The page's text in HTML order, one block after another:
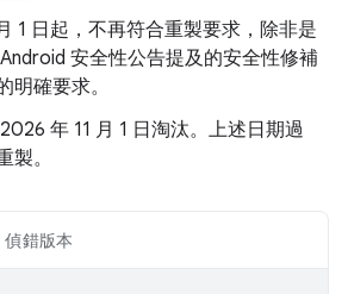
1 日起，不再符合重製要求，除非是
安全性公告提及的安全性修補
明確要求。
年 11 月 1 日淘汰。上述日期過
製。
偵錯版本